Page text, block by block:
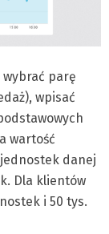
parę
wpisać
wartość
danej
Dla klientów
i 50 tys.